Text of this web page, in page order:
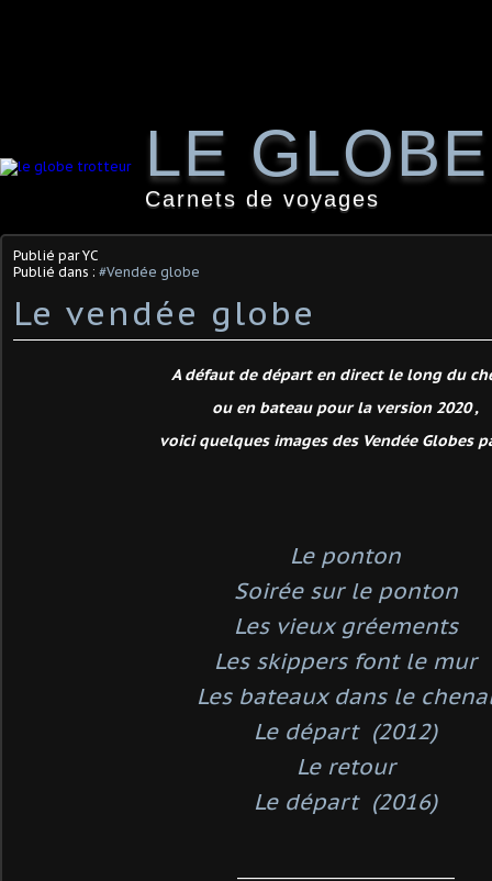
LE
Carnets de voyages
Publié par YC
Publié dans : #Vendée globe
Le vendée globe
A défaut de départ en direct le long du
ou en bateau pour la version 2020 ,
voici quelques images des Vendée Globes
Le ponton
Soirée sur le ponton
Les vieux gréements
Les skippers font le mur
Les bateaux dans le
Le départ (2012)
Le retour
Le départ (2016)